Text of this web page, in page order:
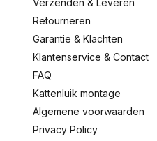
Verzenden & Leveren
Retourneren
Garantie & Klachten
Klantenservice & Contact
FAQ
Kattenluik montage
Algemene voorwaarden
Privacy Policy